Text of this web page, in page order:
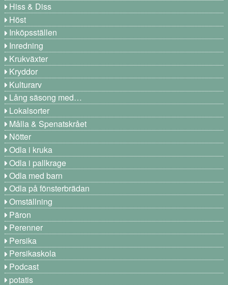
Hiss & Diss
Höst
Inköpsställen
Inredning
Krukväxter
Kryddor
Kulturarv
Lång säsong med…
Lokalsorter
Målla & Spenatskrået
Nötter
Odla i kruka
Odla i pallkrage
Odla med barn
Odla på fönsterbrädan
Omställning
Päron
Perenner
Persika
Persikaskola
Podcast
potatis